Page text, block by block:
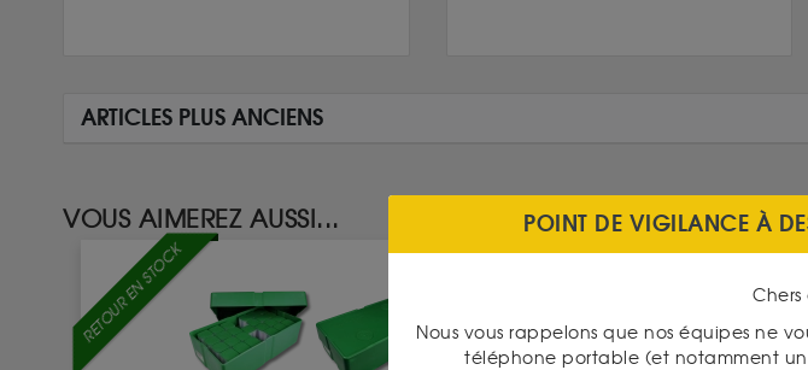
ARTICLES PLUS ANCIENS
VOUS AIMEREZ AUSSI...
RETOUR EN STOCK
POINT DE VIGILANCE À
Chers
Nous vous rappelons que nos équipes ne
téléphone portable (et notamment